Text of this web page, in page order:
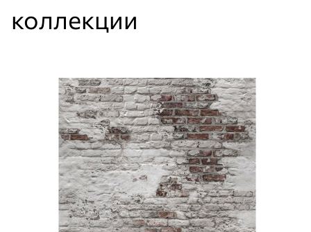
коллекции